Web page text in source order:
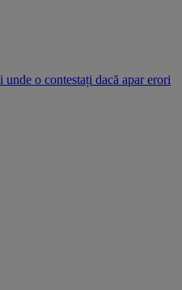
o contestați dacă apar erori